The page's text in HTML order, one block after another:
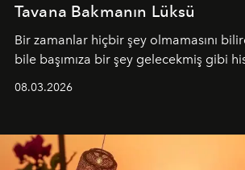
Tavana Bakmanın Lüksü
Bir zamanlar hiçbir şey olmamasını
bile başımıza bir şey gelecekmiş gibi
08.03.2026